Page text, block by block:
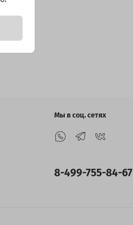
Мы в соц. сетях
8-499-755-84-67